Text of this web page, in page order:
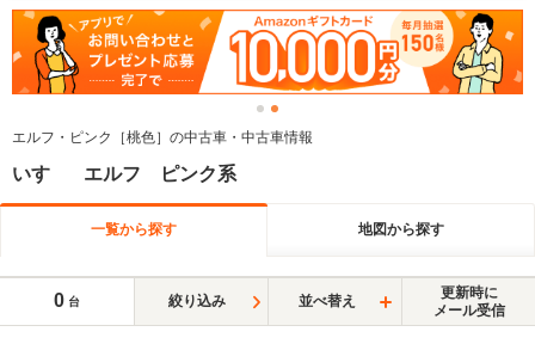
エルフ・ピンク［桃色］の中古車・中古車情報
いすゞ エルフ ピンク系
一覧から探す 地図から探す
0 台 絞り込み 並べ替え
更新時に
メール受信